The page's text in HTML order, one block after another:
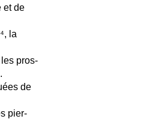
et de
la
pros-
de
pier-